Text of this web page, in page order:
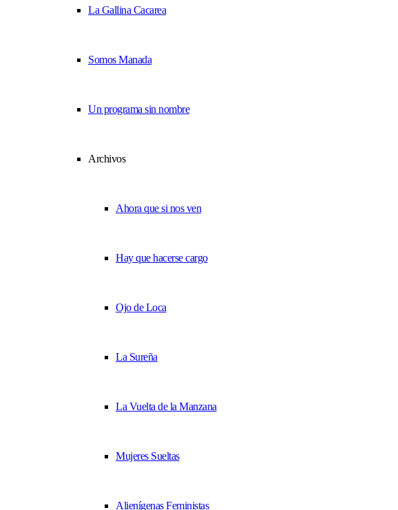
La Gallina Cacarea
Somos Manada
Un programa sin nombre
Archivos
Ahora que si nos ven
Hay que hacerse cargo
Ojo de Loca
La Sureña
La Vuelta de la Manzana
Mujeres Sueltas
Alienígenas Feministas